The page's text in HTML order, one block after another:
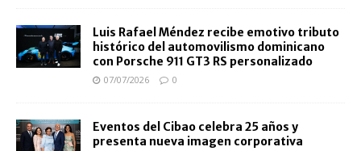
Luis Rafael Méndez recibe emotivo tributo
histórico del automovilismo dominicano
con Porsche 911 GT3 RS personalizado
07/07/2026 0
Eventos del Cibao celebra 25 años y
presenta nueva imagen corporativa